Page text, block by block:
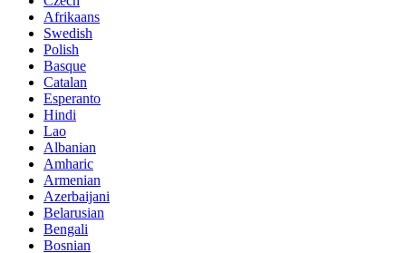
Afrikaans
Swedish
Polish
Basque
Catalan
Esperanto
Hindi
Lao
Albanian
Amharic
Armenian
Azerbaijani
Belarusian
Bengali
Bosnian